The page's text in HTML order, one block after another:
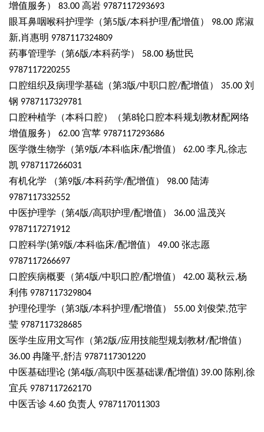
增值服务）
83.00 高岩 9787117293693
眼耳鼻咽喉科护理学（第5版/本科护理/配增值） 98.00 席淑
新,肖惠明 9787117324809
药事管理学（第6版/本科药学） 58.00 杨世民
9787117220255
口腔组织及病理学基础（第3版/中职口腔/配增值） 35.00 刘
钢 9787117329781
口腔种植学（本科口腔）（第8轮口腔本科规划教材配网络
增值服务）
62.00 宫苹 9787117293686
医学微生物学（第9版/本科临床/配增值） 62.00 李凡,徐志
凯 9787117266031
有机化学 （第9版/本科药学/配增值） 98.00 陆涛
9787117332552
中医护理学（第4版/高职护理/配增值） 36.00 温茂兴
9787117271912
口腔科学(第9版/本科临床/配增值） 49.00 张志愿
9787117266697
口腔疾病概要（第4版/中职口腔/配增值） 42.00 葛秋云,杨
利伟 9787117329804
护理伦理学（第3版/本科护理/配增值） 55.00 刘俊荣,范宇
莹 9787117328685
医学生应用文写作（第2版/应用技能型规划教材/配增值）
36.00 冉隆平,舒洁 9787117301220
中医基础理论 (第4版/高职中医基础课/配增值) 39.00 陈刚 ,徐
宜兵 9787117262170
中医舌诊 4.60 负责人 9787117011303